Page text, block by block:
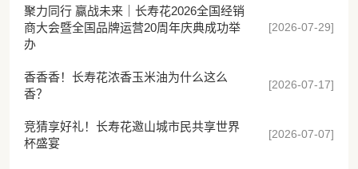
聚力同行 赢战未来｜长寿花2026全国经销
商大会暨全国品牌运营20周年庆典成功举
办
[2026-07-29]
香香香！长寿花浓香玉米油为什么这么
香？
[2026-07-17]
竞猜享好礼！长寿花邀山城市民共享世界
杯盛宴
[2026-07-07]